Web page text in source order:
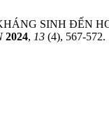
SINH ĐẾN
2024, 13 (4), 567-572.